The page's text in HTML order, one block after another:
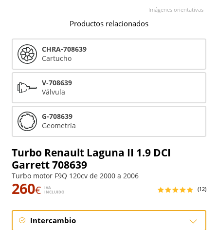
Turbo Renault Laguna II 1.9 DCI
Garrett 708639
Turbo motor F9Q 120cv de 2000 a 2006
260€
IVA
INCLUIDO
(12)
Intercambio
Imágenes orientativas
Productos relacionados
CHRA-708639
Cartucho
V-708639
Válvula
G-708639
Geometría